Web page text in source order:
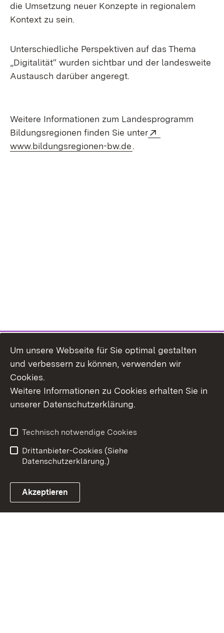
die Umsetzung neuer Konzepte in regionalem
Kontext zu sein.
Unterschiedliche Perspektiven auf das Thema
„Digitalität“ wurden sichtbar und der landesweite
Austausch darüber angeregt.
Weitere Informationen zum Landesprogramm
Bildungsregionen finden Sie unter
www.bildungsregionen-bw.de.
Erklärung zur
Benutzungshinweise
Um unsere Webseite für Sie optimal gestalten
und verbessern zu können, verwenden wir
Cookies.
Weitere Informationen zu Cookies erhalten Sie in
unserer Datenschutzerklärung.
Technisch notwendige Cookies
Drittanbieter-Cookies (Siehe
Datenschutzerklärung.)
Akzeptieren